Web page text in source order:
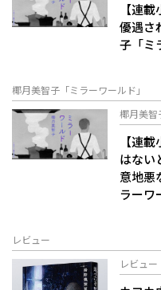
【連
優遇さ
子「ミ
椰月美智子「ミラーワールド」
椰月美智
【連
はない
意地悪
ラーワ
レビュー
レビュー